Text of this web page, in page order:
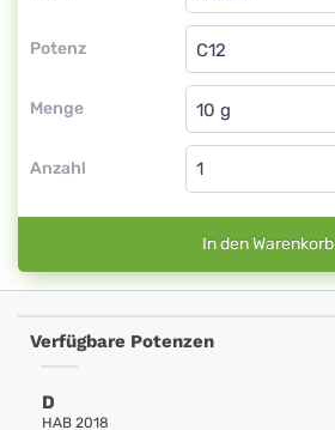
Potenz
Globuli
C12
Menge
Globuli
Anzahl
In den Warenkorb
Verfügbare Potenzen
D
HAB 2018